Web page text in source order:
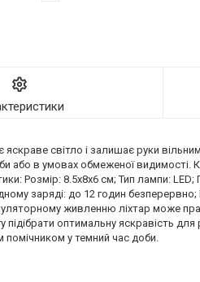
світло і залишає руки
в умовах обмеженої видимості.
Розмір: 8.5х8х6 см; Тип лампи:
заряді: до 12 годин
живленню ліхтар може
оптимальну яскравість для
помічником у темний час доби.